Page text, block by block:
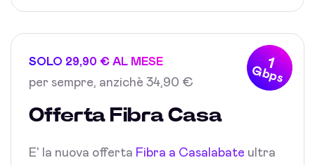
1
Gbps
SOLO 29,90 € AL MESE
per sempre, anzichè 34,90 €
Offerta Fibra Casa
E' la nuova offerta Fibra a Casalabate ultra